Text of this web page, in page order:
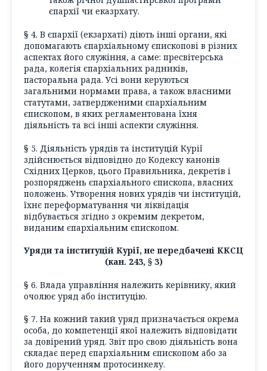
єпархії чи еказрхату.
§ 4. В єпархії (екзархаті) діють інші органи, які
допомагають єпархіальному єпископові в різних
аспектах його служіння, а саме: пресвітерська
рада, колегія єпархіальних радників,
пасторальна рада. Усі вони керуються
загальними нормами права, а також власними
статутами, затвердженими єпархіальним
єпископом, в яких регламентована їхня
діяльність та всі інші аспекти служіння.
§ 5. Діяльність урядів та інституцій Курії
здійснюється відповідно до Кодексу канонів
Східних Церков, цього Правильника, декретів і
розпоряджень єпархіального єпископа, власних
положень. Утворення нових урядів чи інституцій,
їхнє переформатування чи ліквідація
відбувається згідно з окремим декретом,
виданим єпархіальним єпископом.
Уряди та інституцій Курії, не передбачені ККСЦ
(кан. 243, § 3)
§ 6. Влада управління належить керівнику, який
очолює уряд або інституцію.
§ 7. На кожний такий уряд призначається окрема
особа, до компетенції якої належить відповідати
за довірений уряд. Звіт про свою діяльність вона
складає перед єпархіальним єпископом або за
його дорученням протосинкелу.